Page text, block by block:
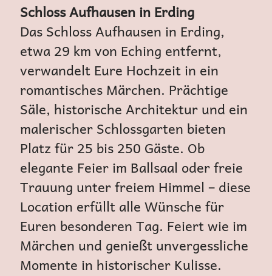
Schloss Aufhausen in Erding
Das Schloss Aufhausen in Erding,
etwa 29 km von Eching entfernt,
verwandelt Eure Hochzeit in ein
romantisches Märchen. Prächtige
Säle, historische Architektur und ein
malerischer Schlossgarten bieten
Platz für 25 bis 250 Gäste. Ob
elegante Feier im Ballsaal oder freie
Trauung unter freiem Himmel – diese
Location erfüllt alle Wünsche für
Euren besonderen Tag. Feiert wie im
Märchen und genießt unvergessliche
Momente in historischer Kulisse.